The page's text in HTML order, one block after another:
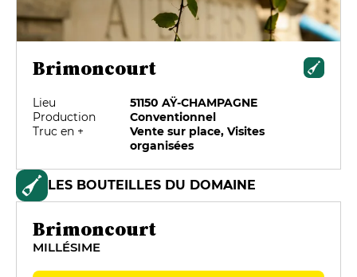
Brimoncourt
Lieu
51150 AŸ-CHAMPAGNE
Production
Conventionnel
Truc en +
Vente sur place, Visites
organisées
LES BOUTEILLES DU DOMAINE
Brimoncourt
MILLÉSIME